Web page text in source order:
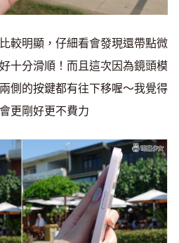
較明顯，仔細看會發現還帶點微
十分滑順！而且這次因為鏡頭模
側的按鍵都有往下移喔～我覺得
更剛好更不費力